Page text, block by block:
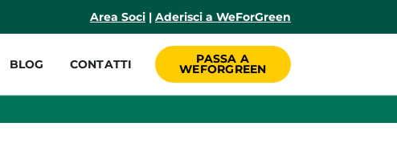
Area Soci | Aderisci a WeForGreen
BLOG CONTATTI
PASSA A
WEFORGREEN